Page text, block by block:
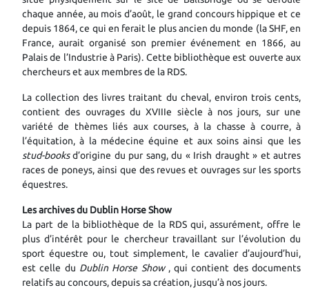
chaque année, au mois d’août, le grand concours hippique et ce
depuis 1864, ce qui en ferait le plus ancien du monde (la SHF, en
France, aurait organisé son premier événement en 1866, au
Palais de l’Industrie à Paris). Cette bibliothèque est ouverte aux
chercheurs et aux membres de la RDS.
La collection des livres traitant du cheval, environ trois cents,
contient des ouvrages du XVIIIe siècle à nos jours, sur une
variété de thèmes liés aux courses, à la chasse à courre, à
l’équitation, à la médecine équine et aux soins ainsi que les
stud-booksd’origine du pur sang, du « Irish draught » et autres
races de poneys, ainsi que des revues et ouvrages sur les sports
équestres.
Les archives du Dublin Horse Show
La part de la bibliothèque de la RDS qui, assurément, offre le
plus d’intérêt pour le chercheur travaillant sur l’évolution du
sport équestre ou, tout simplement, le cavalier d’aujourd’hui,
est celle du Dublin Horse Show , qui contient des documents
relatifs au concours, depuis sa création, jusqu’à nos jours.